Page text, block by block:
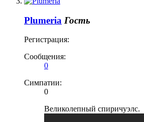
Plumeria Гость
Регистрация:
Сообщения:
0
Симпатии:
0
Великолепный спиричуэлс.